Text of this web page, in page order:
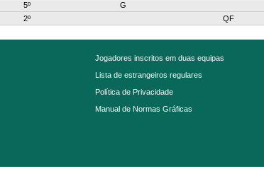
5º
G
2º QF
Jogadores inscritos em duas equipas
Lista de estrangeiros regulares
Política de Privacidade
Manual de Normas Gráficas